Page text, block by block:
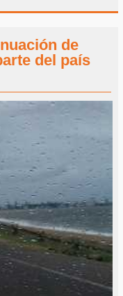
de
del país